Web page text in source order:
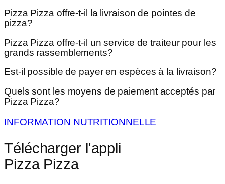
Pizza Pizza offre-t-il la livraison de pointes de
pizza?
Pizza Pizza offre-t-il un service de traiteur pour les
grands rassemblements?
Est-il possible de payer en espèces à la livraison?
Quels sont les moyens de paiement acceptés par
Pizza Pizza?
INFORMATION NUTRITIONNELLE
Télécharger l'appli
Pizza Pizza